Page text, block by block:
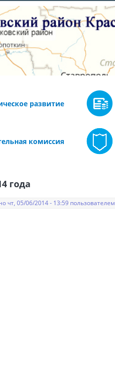
развитие
комиссия
года
чт, 05/06/2014 - 13:59 пользователем